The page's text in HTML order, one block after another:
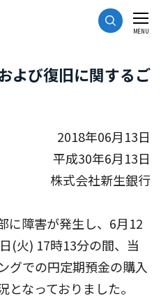
CLOSE
MENU
よび復旧に関するご
2018年06月13日
平成30年6月13日
株式会社新生銀行
に障害が発生し、6月12
(火) 17時13分の間、当
グでの円定期預金の購入
なっておりました。